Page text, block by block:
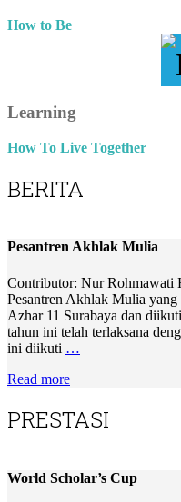
How to Be
Learning
How To Live Together
BERITA
Pesantren Akhlak Mulia
Contributor: Nur Rohmawati
Pesantren Akhlak Mulia
Azhar 11 Surabaya dan
tahun ini telah terlaksana
ini diikuti …
Read more
PRESTASI
World Scholar’s Cup